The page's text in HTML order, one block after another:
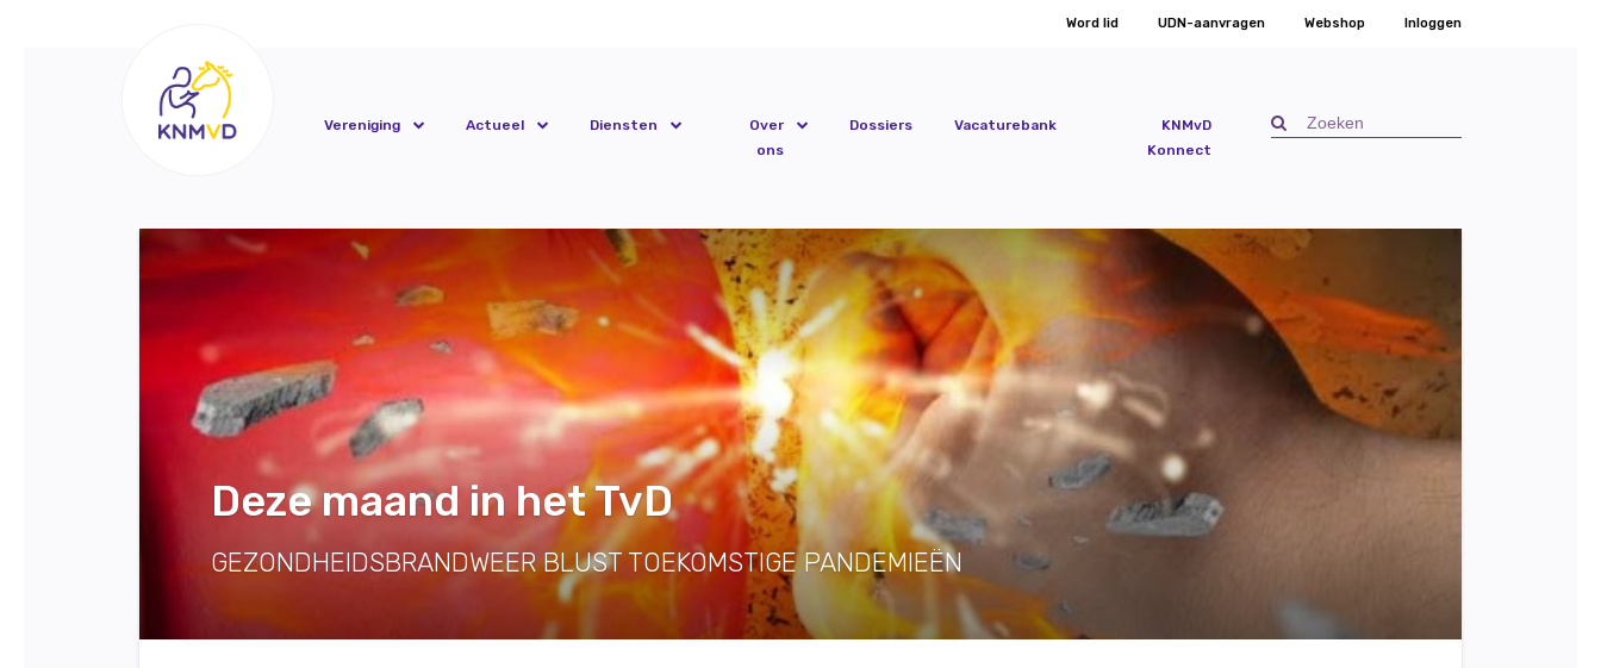
Word lid UDN-aanvragen Webshop Inloggen
Vereniging Actueel Diensten
Over
ons
Dossiers Vacaturebank
KNMvD
Konnect
Deze maand in het TvD
GEZONDHEIDSBRANDWEER BLUST TOEKOMSTIGE PANDEMIEËN